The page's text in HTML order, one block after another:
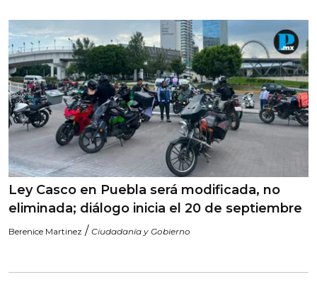
Ley Casco en Puebla será modificada, no
eliminada; diálogo inicia el 20 de septiembre
Berenice Martinez / Ciudadanía y Gobierno